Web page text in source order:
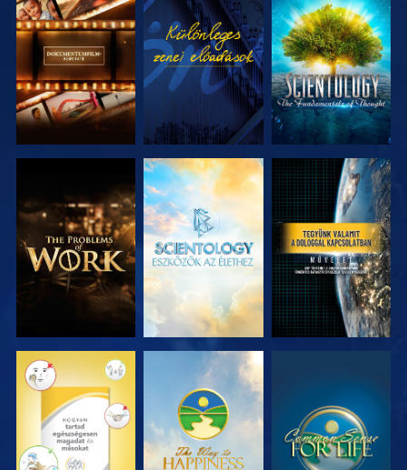
A SOROZAT
RÉSZEI
MŰSORNÉZÉS
A SOROZAT
RÉSZEI
A SOROZAT
RÉSZEI
A SOROZAT
RÉSZEI
MŰSORNÉZÉS
MŰSORNÉZÉS MŰSORNÉZÉS MŰSORNÉZÉS